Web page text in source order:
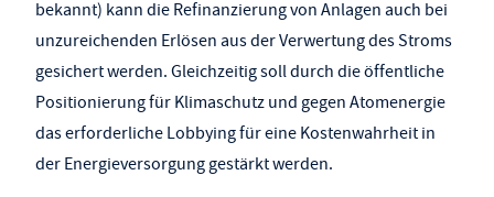
bekannt) kann die Refinanzierung von Anlagen auch bei
unzureichenden Erlösen aus der Verwertung des Stroms
gesichert werden. Gleichzeitig soll durch die öffentliche
Positionierung für Klimaschutz und gegen Atomenergie
das erforderliche Lobbying für eine Kostenwahrheit in
der Energieversorgung gestärkt werden.